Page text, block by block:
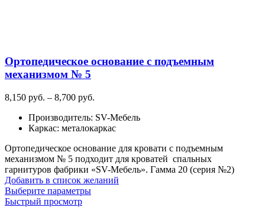
Ортопедическое основание с подъемным
механизмом № 5
8,150 руб. – 8,700 руб.
8,150
руб.
8,700
руб.
Производитель: SV-Мебель
Каркас: металокаркас
Ортопедическое основание для кровати с подъемным
механизмом № 5 подходит для кроватей спальных
гарнитуров фабрики «SV-Мебель». Гамма 20 (серия №2)
Добавить в список желаний
Выберите параметрыЭтот
Быстрый просмотр